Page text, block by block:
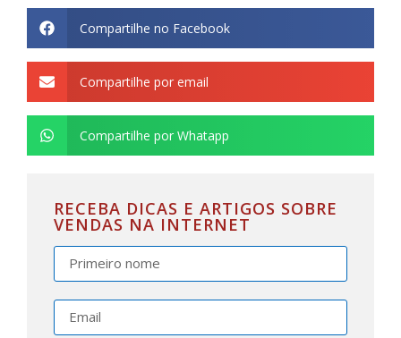
Compartilhe no Facebook
Compartilhe por email
Compartilhe por Whatapp
RECEBA DICAS E ARTIGOS SOBRE
VENDAS NA INTERNET